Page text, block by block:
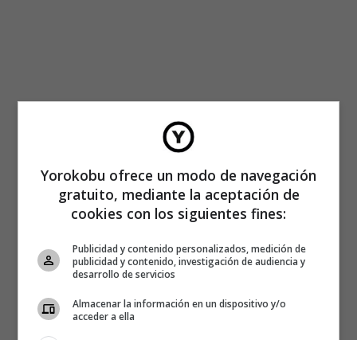
Yorokobu ofrece un modo de navegación
gratuito, mediante la aceptación de
cookies con los siguientes fines:
Publicidad y contenido personalizados, medición de
publicidad y contenido, investigación de audiencia y
desarrollo de servicios
Almacenar la información en un dispositivo y/o
acceder a ella